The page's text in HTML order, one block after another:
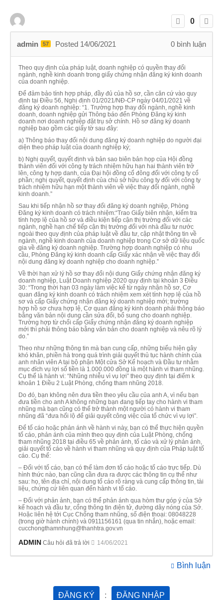
0
admin 57 Posted 14/06/2021 0 bình luận
Theo quy định của pháp luật, doanh nghiệp có quyền thay đổi
ngành, nghề kinh doanh trong giấy chứng nhận đăng ký kinh doanh
của doanh nghiệp.
Để đảm bảo tính hợp pháp, đầy đủ của hồ sơ, cần căn cứ vào quy
định tại Điều 56, Nghị định 01/2021/NĐ-CP ngày 04/01/2021 về
đăng ký doanh nghiệp: “1. Trường hợp thay đổi ngành, nghề kinh
doanh, doanh nghiệp gửi Thông báo đến Phòng Đăng ký kinh
doanh nơi doanh nghiệp đặt trụ sở chính. Hồ sơ đăng ký doanh
nghiệp bao gồm các giấy tờ sau đây:
a) Thông báo thay đổi nội dung đăng ký doanh nghiệp do người đại
diện theo pháp luật của doanh nghiệp ký;
b) Nghị quyết, quyết định và bản sao biên bản họp của Hội đồng
thành viên đối với công ty trách nhiệm hữu hạn hai thành viên trở
lên, công ty hợp danh, của Đại hội đồng cổ đông đối với công ty cổ
phần; nghị quyết, quyết định của chủ sở hữu công ty đối với công ty
trách nhiệm hữu hạn một thành viên về việc thay đổi ngành, nghề
kinh doanh.”
Sau khi tiếp nhận hồ sơ thay đổi đăng ký doanh nghiệp, Phòng
Đăng ký kinh doanh có trách nhiệm:“Trao Giấy biên nhận, kiểm tra
tính hợp lệ của hồ sơ và điều kiện tiếp cận thị trường đối với các
ngành, nghề hạn chế tiếp cận thị trường đối với nhà đầu tư nước
ngoài theo quy định của pháp luật về đầu tư, cập nhật thông tin về
ngành, nghề kinh doanh của doanh nghiệp trong Cơ sở dữ liệu quốc
gia về đăng ký doanh nghiệp. Trường hợp doanh nghiệp có nhu
cầu, Phòng Đăng ký kinh doanh cấp Giấy xác nhận về việc thay đổi
nội dung đăng ký doanh nghiệp cho doanh nghiệp.”
Về thời hạn xử lý hồ sơ thay đổi nội dung Giấy chứng nhận đăng ký
doanh nghiệp, Luật Doanh nghiệp 2020 quy định tại khoản 3 Điều
30: “Trong thời hạn 03 ngày làm việc kể từ ngày nhận hồ sơ, Cơ
quan đăng ký kinh doanh có trách nhiệm xem xét tính hợp lệ của hồ
sơ và cấp Giấy chứng nhận đăng ký doanh nghiệp mới; trường
hợp hồ sơ chưa hợp lệ, Cơ quan đăng ký kinh doanh phải thông báo
bằng văn bản nội dung cần sửa đổi, bổ sung cho doanh nghiệp.
Trường hợp từ chối cấp Giấy chứng nhận đăng ký doanh nghiệp
mới thì phải thông báo bằng văn bản cho doanh nghiệp và nêu rõ lý
do.”
Theo như những thông tin mà bạn cung cấp, những biểu hiện gây
khó khăn, phiền hà trong quá trình giải quyết thủ tục hành chính của
anh nhân viên A tại bộ phận Một cửa Sở Kế hoạch và Đầu tư nhằm
mục đích vụ lợi số tiền là 1.000.000 đồng là một hành vi tham nhũng.
Cụ thể là hành vi: “Nhũng nhiễu vì vụ lợi” theo quy định tại điểm k
khoản 1 Điều 2 Luật Phòng, chống tham nhũng 2018.
Do đó, bạn không nên đưa tiền theo yêu cầu của anh A, vì nếu bạn
đưa tiền cho anh A không những bạn đang tiếp tay cho hành vi tham
nhũng mà bạn cũng có thể trở thành một người có hành vi tham
nhũng đã “đưa hối lộ để giải quyết công việc của tổ chức vì vụ lợi”.
Để tố cáo hoặc phản ánh về hành vi này, bạn có thể thực hiện quyền
tố cáo, phản ánh của mình theo quy định của Luật Phòng, chống
tham nhũng 2018 tại điều 65 về phản ánh, tố cáo và xử lý phản ánh,
giải quyết tố cáo về hành vi tham nhũng và quy định của Pháp luật tố
cáo. Cụ thể:
– Đối với tố cáo, bạn có thể làm đơn tố cáo hoặc tố cáo trực tiếp. Dù
hình thức nào, bạn cũng cần đưa ra được các thông tin cụ thể như
sau: họ, tên địa chỉ, nội dung tố cáo rõ ràng và cung cấp thông tin, tài
liệu, chứng cứ liên quan đến hành vi tố cáo.
– Đối với phản ảnh, bạn có thể phản ánh qua hòm thư góp ý của Sở
kế hoạch và đầu tư, cổng thông tin điện tử, đường dây nóng của Sở.
Hoặc liên hệ tới Cục Chống tham nhũng, số điện thoại: 08048228
(trong giờ hành chính) và 0911156161 (qua tin nhắn), hoặc email:
cucchongthamnhung@thanhtra.gov.vn
ADMIN Câu hỏi đã trả lời 14/06/2021
Bình luận
ĐĂNG KÝ : ĐĂNG NHẬP